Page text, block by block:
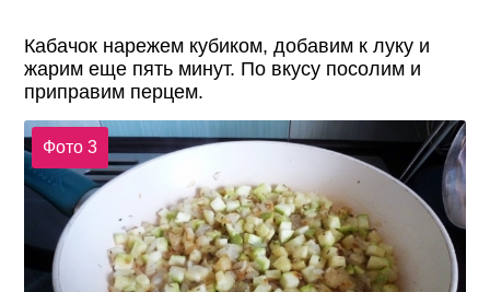
Кабачок нарежем кубиком, добавим к луку и
жарим еще пять минут. По вкусу посолим и
приправим перцем.
Фото 3